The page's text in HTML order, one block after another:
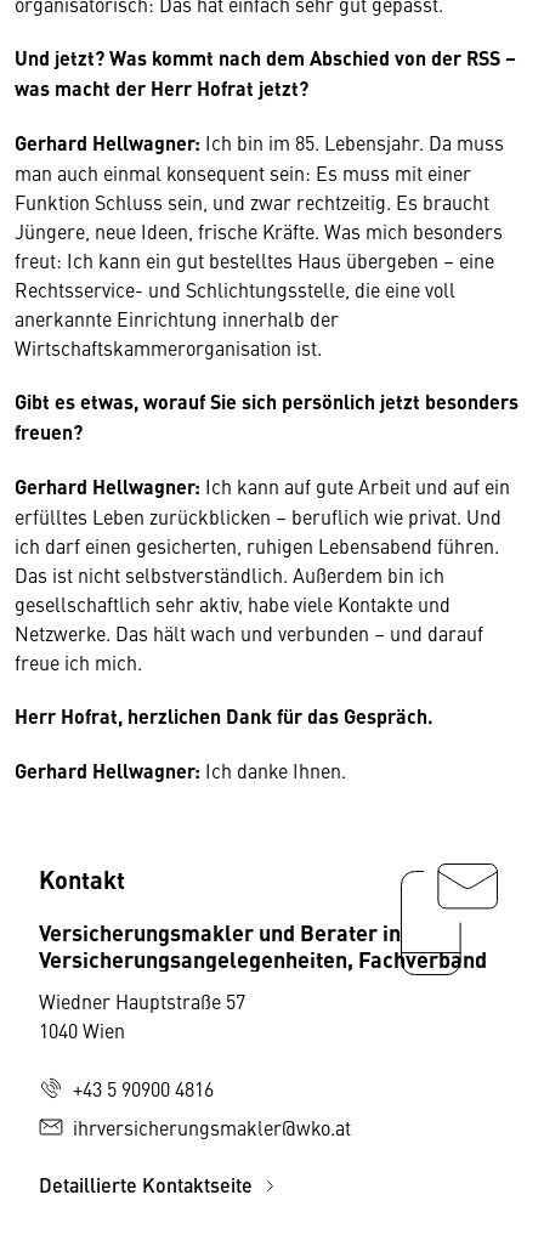
Und jetzt? Was kommt nach dem Abschied von der RSS –
was macht der Herr Hofrat jetzt?
Gerhard Hellwagner: Ich bin im 85. Lebensjahr. Da muss
man auch einmal konsequent sein: Es muss mit einer
Funktion Schluss sein, und zwar rechtzeitig. Es braucht
Jüngere, neue Ideen, frische Kräfte. Was mich besonders
freut: Ich kann ein gut bestelltes Haus übergeben – eine
Rechtsservice- und Schlichtungsstelle, die eine voll
anerkannte Einrichtung innerhalb der
Wirtschaftskammerorganisation ist.
Gibt es etwas, worauf Sie sich persönlich jetzt besonders
freuen?
Gerhard Hellwagner: Ich kann auf gute Arbeit und auf ein
erfülltes Leben zurückblicken – beruflich wie privat. Und
ich darf einen gesicherten, ruhigen Lebensabend führen.
Das ist nicht selbstverständlich. Außerdem bin ich
gesellschaftlich sehr aktiv, habe viele Kontakte und
Netzwerke. Das hält wach und verbunden – und darauf
freue ich mich.
Herr Hofrat, herzlichen Dank für das Gespräch.
Gerhard Hellwagner: Ich danke Ihnen.
Kontakt
Versicherungsmakler und Berater in
Versicherungsangelegenheiten, Fachverband
Wiedner Hauptstraße 57
1040 Wien
+43 5 90900 4816
ihrversicherungsmakler@wko.at
Detaillierte Kontaktseite